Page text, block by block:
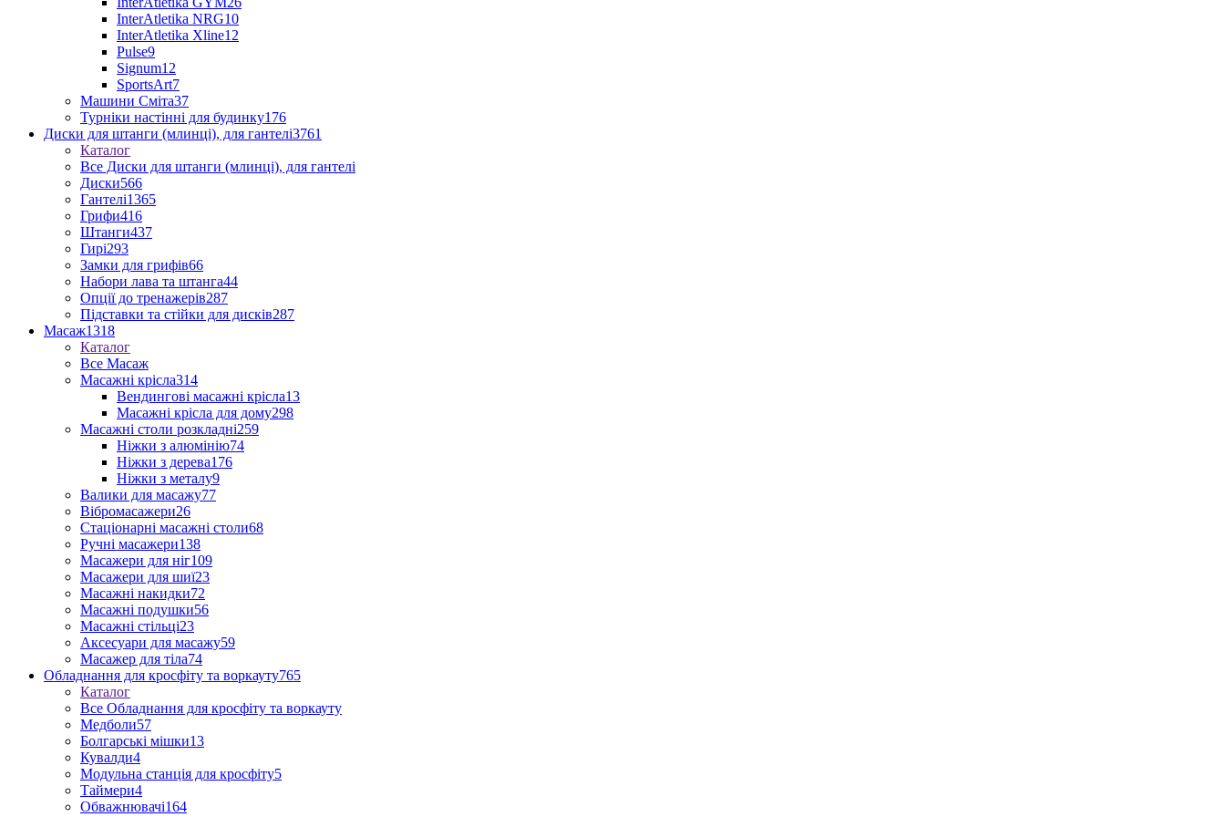
InterAtletika NRG10
InterAtletika Xline12
Pulse9
Signum12
SportsArt7
Машини Сміта37
Турніки настінні для будинку176
Диски для штанги (млинці), для гантелі3761
Каталог
Все Диски для штанги (млинці), для гантелі
Диски566
Гантелі1365
Грифи416
Штанги437
Гирі293
Замки для грифів66
Набори лава та штанга44
Опції до тренажерів287
Підставки та стійки для дисків287
Масаж1318
Каталог
Все Масаж
Масажні крісла314
Вендингові масажні крісла13
Масажні крісла для дому298
Масажні столи розкладні259
Ніжки з алюмінію74
Ніжки з дерева176
Ніжки з металу9
Валики для масажу77
Вібромасажери26
Стаціонарні масажні столи68
Ручні масажери138
Масажери для ніг109
Масажери для шиї23
Масажні накидки72
Масажні подушки56
Масажні стільці23
Аксесуари для масажу59
Масажер для тіла74
Обладнання для кросфіту та воркауту765
Каталог
Все Обладнання для кросфіту та воркауту
Медболи57
Болгарські мішки13
Кувалди4
Модульна станція для кросфіту5
Таймери4
Обважнювачі164